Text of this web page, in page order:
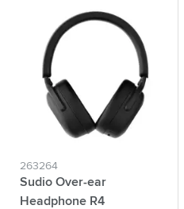
263264
Sudio Over-ear
Headphone R4